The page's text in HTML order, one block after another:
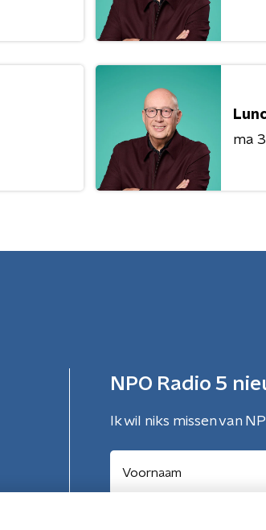
ma
NPO Radio 5
Ik wil niks missen van